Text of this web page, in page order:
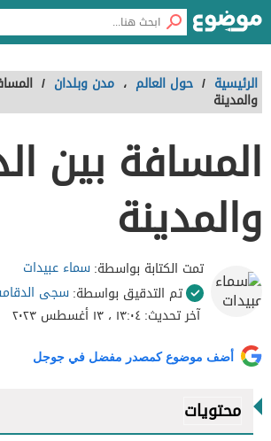
الرئيسية / حول العالم ، مدن وبلدان /
والمدينة
المسافة بين
والمدينة
تمت الكتابة بواسطة:سماء عبيدات
تم التدقيق بواسطة:سجى
آخر تحديث:١٣:٠٤ ، ١٣ أغسطس ٢٠٢٣
أضف موضوع كمصدر مفضل في جوجل
محتويات